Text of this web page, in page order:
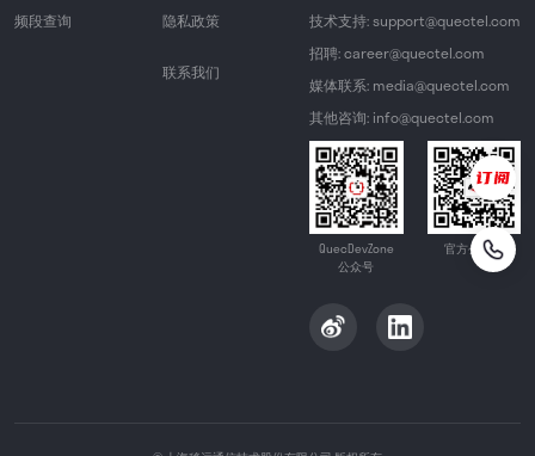
频段查询
隐私政策
联系我们
技术支持: support@quectel.com
招聘: career@quectel.com
媒体联系: media@quectel.com
其他咨询: info@quectel.com
QuecDevZone
公众号
官方公众号